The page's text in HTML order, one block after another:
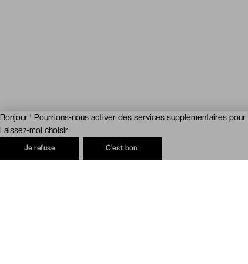
Bonjour ! Pourrions-nous activer des services supplémentaires pour
Laissez-moi choisir
Je refuse C'est bon.